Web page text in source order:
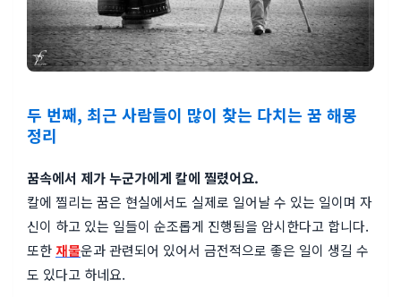
두 번째, 최근 사람들이 많이 찾는 다치는 꿈 해몽
정리
꿈속에서 제가 누군가에게 칼에 찔렸어요.
칼에 찔리는 꿈은 현실에서도 실제로 일어날 수 있는 일이며 자
신이 하고 있는 일들이 순조롭게 진행됨을 암시한다고 합니다.
또한 재물운과 관련되어 있어서 금전적으로 좋은 일이 생길 수
도 있다고 하네요.